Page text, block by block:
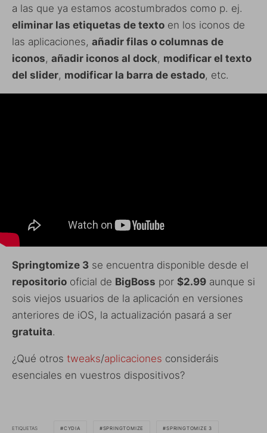
a las que ya estamos acostumbrados como p. ej.
eliminar las etiquetas de texto en los iconos de
las aplicaciones, añadir filas o columnas de
iconos, añadir iconos al dock, modificar el texto
del slider, modificar la barra de estado, etc.
Springtomize 3 se encuentra disponible desde el
repositorio oficial de BigBoss por $2.99 aunque si
sois viejos usuarios de la aplicación en versiones
anteriores de iOS, la actualización pasará a ser
gratuita.
¿Qué otros tweaks/aplicaciones consideráis
esenciales en vuestros dispositivos?
ETIQUETAS CYDIA SPRINGTOMIZE SPRINGTOMIZE 3